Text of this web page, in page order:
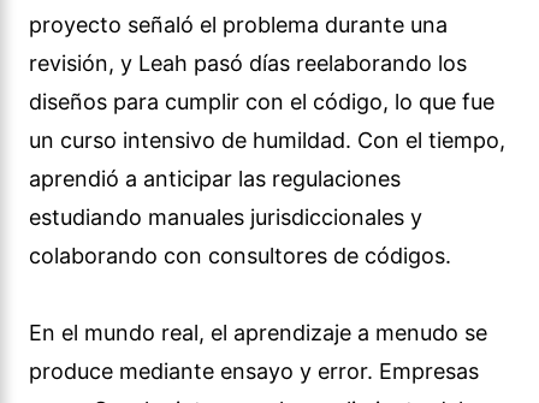
proyecto señaló el problema durante una
revisión, y Leah pasó días reelaborando los
diseños para cumplir con el código, lo que fue
un curso intensivo de humildad. Con el tiempo,
aprendió a anticipar las regulaciones
estudiando manuales jurisdiccionales y
colaborando con consultores de códigos.
En el mundo real, el aprendizaje a menudo se
produce mediante ensayo y error. Empresas